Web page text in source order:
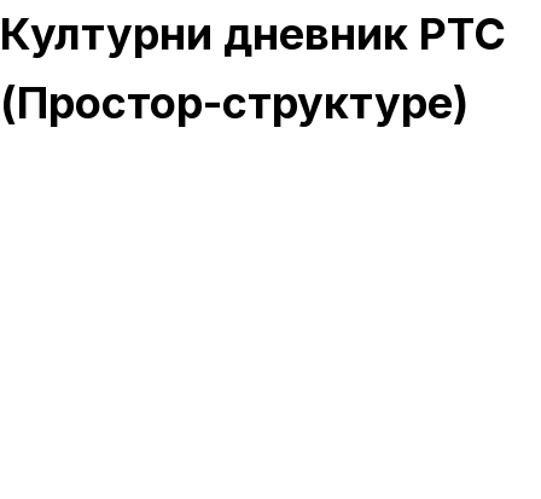
Културни дневник РТС
(Простор-структуре)